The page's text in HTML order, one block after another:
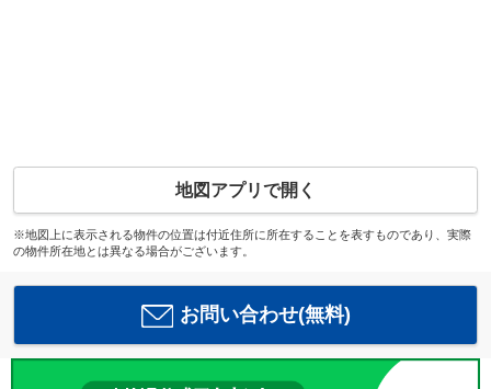
地図アプリで開く
※地図上に表示される物件の位置は付近住所に所在することを表すものであり、実際
の物件所在地とは異なる場合がございます。
お問い合わせ(無料)